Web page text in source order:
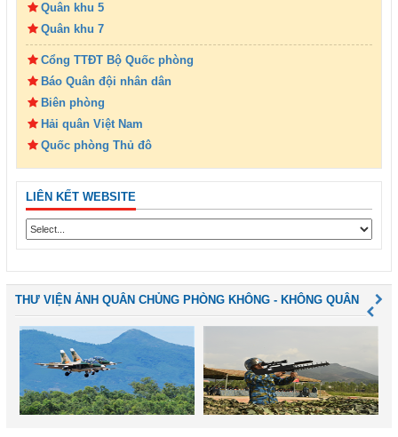
Quân khu 5
Quân khu 7
Cổng TTĐT Bộ Quốc phòng
Báo Quân đội nhân dân
Biên phòng
Hải quân Việt Nam
Quốc phòng Thủ đô
LIÊN KẾT WEBSITE
THƯ VIỆN ẢNH QUÂN CHỦNG PHÒNG KHÔNG - KHÔNG QUÂN